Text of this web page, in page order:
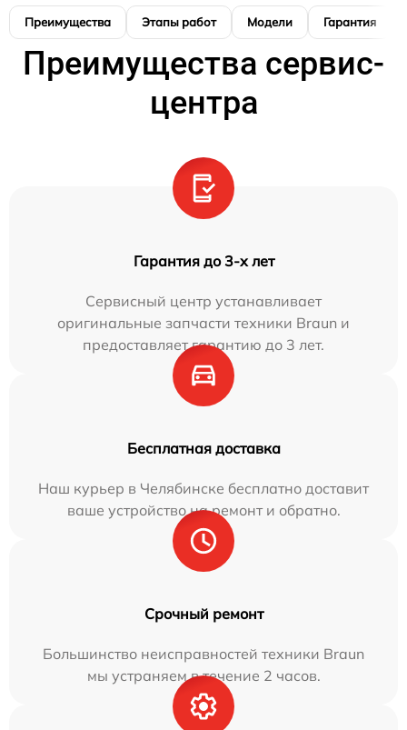
Преимущества Этапы работ Модели Гарантия
Преимущества сервис-
центра
Гарантия до 3-х лет
Сервисный центр устанавливает
оригинальные запчасти техники Braun и
предоставляет гарантию до 3 лет.
Бесплатная доставка
Наш курьер в Челябинске бесплатно доставит
ваше устройство на ремонт и обратно.
Срочный ремонт
Большинство неисправностей техники Braun
мы устраняем в течение 2 часов.